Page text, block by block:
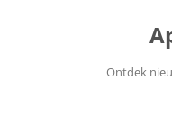
Ontdek